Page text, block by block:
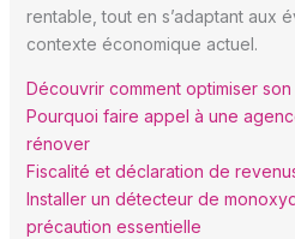
rentable, tout en s’adaptant aux
contexte économique actuel.
Découvrir comment optimiser
Pourquoi faire appel à une
rénover
Fiscalité et déclaration de
Installer un détecteur de
précaution essentielle